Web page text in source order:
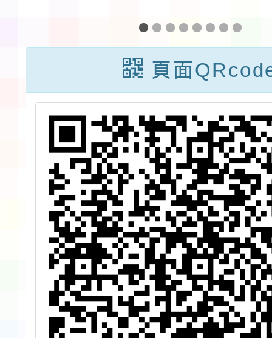
手語教師及教學
支援工作人員第
2次增能暨回訓
研習實施計畫」
1份，請貴校惠
予轉知並鼓勵所
屬教師及教學支
援工作人員踴躍
參與
頁面